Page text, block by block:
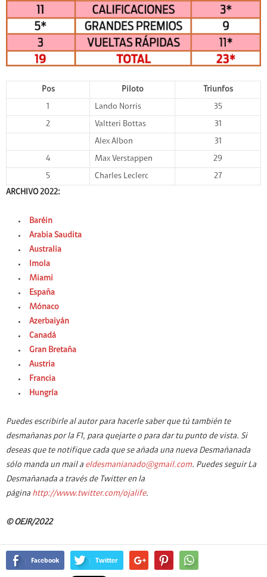
Pos Piloto Triunfos
1 Lando Norris 35
2 Valtteri Bottas 31
Alex Albon 31
4 Max Verstappen 29
5 Charles Leclerc
27
ARCHIVO 2022:
Baréin
Arabia Saudita
Australia
Imola
Miami
España
Mónaco
Azerbaiyán
Canadá
Gran Bretaña
Austria
Francia
Hungría
Puedes escribirle al autor para hacerle saber que tú también te
desmañanas por la F1, para quejarte o para dar tu punto de vista. Si
deseas que te notifique cada que se añada una nueva Desmañanada
sólo manda un mail a eldesmanianado@gmail.com. Puedes seguir La
Desmañanada a través de Twitter en la
página http://www.twitter.com/ojalife.
© OEJR/2022
Facebook Twitter